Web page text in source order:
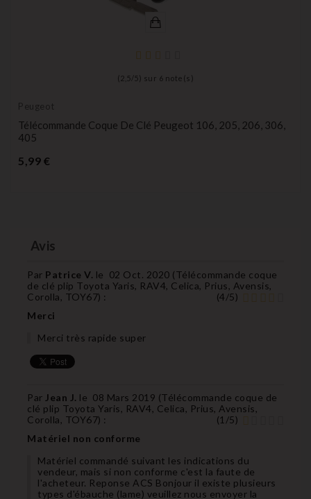
( 2,5 / 5) sur 6 note(s)
Peugeot
Télécommande Coque De Clé Peugeot 106, 205, 206, 306,
405
5,99 €
Avis
Par Patrice V. le 02 Oct. 2020 (Télécommande coque
de clé plip Toyota Yaris, RAV4, Celica, Prius, Avensis,
Corolla, TOY67) : (4/5)
Merci
Merci très rapide super
Par Jean J. le 08 Mars 2019 (Télécommande coque de
clé plip Toyota Yaris, RAV4, Celica, Prius, Avensis,
Corolla, TOY67) : (1 /5)
Matériel non conforme
Matériel commandé suivant les indications du
vendeur, mais si non conforme c'est la faute de
l'acheteur. Reponse ACS Bonjour il existe plusieurs
types d'ébauche (lame) veuillez nous envoyer la